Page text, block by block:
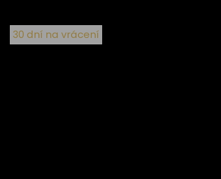
30 dní na vrácení